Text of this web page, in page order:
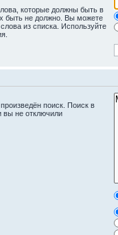
которые должны быть в
быть не должно. Вы можете
из списка. Используйте
поиск. Поиск в
вы не отключили